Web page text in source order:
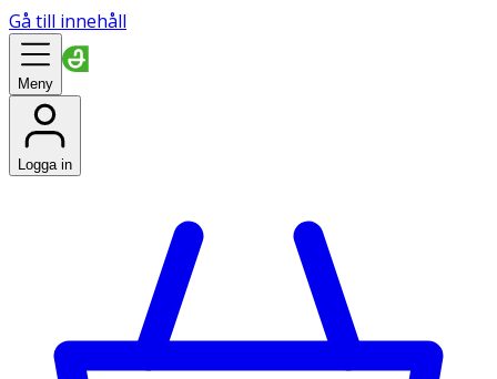
Gå till innehåll
Meny
Logga in